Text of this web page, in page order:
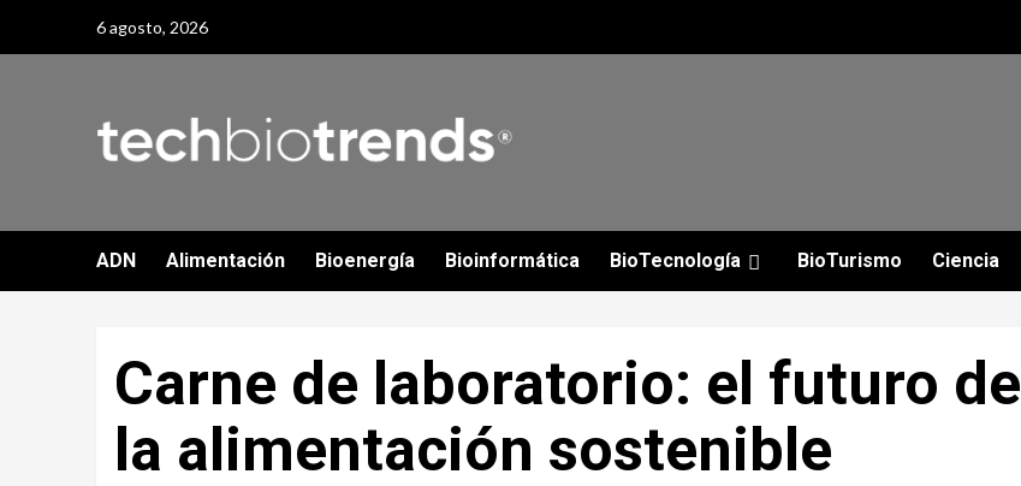
6 agosto, 2026
ADN Alimentación Bioenergía Bioinformática BioTecnología BioTurismo Ciencia
Carne de laboratorio: el futuro de
la alimentación sostenible